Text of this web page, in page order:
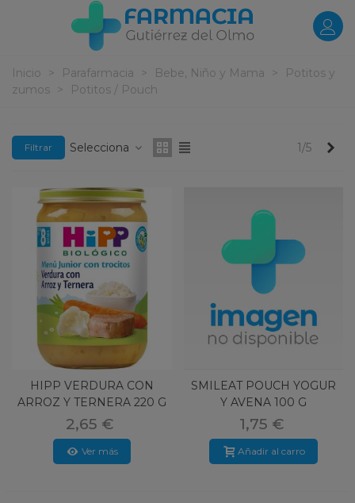
Inicio > Parafarmacia > Bebe, Niño y Mama >
Potitos y
zumos
> Potitos / Pouch
Filtrar Selecciona 1/5
HIPP VERDURA CON
ARROZ Y TERNERA 220 G
2,65 €
Ver más
SMILEAT POUCH YOGUR
Y AVENA 100 G
1,75 €
Añadir al carro